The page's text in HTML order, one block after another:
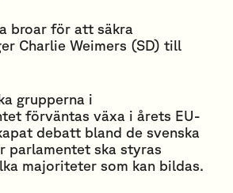
broar för att säkra
Charlie Weimers (SD) till
grupperna i
förväntas växa i årets EU-
debatt bland de svenska
parlamentet ska styras
majoriteter som kan bildas.